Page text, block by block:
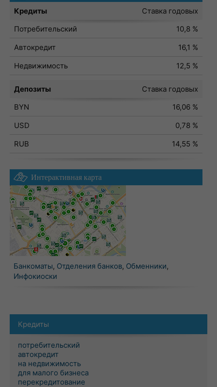
Кредиты
Ставка годовых
Потребительский
10,8 %
Автокредит
16,1 %
Недвижимость
12,5 %
Депозиты
Ставка годовых
BYN
16,06 %
USD
0,78 %
RUB
14,55 %
Интерактивная карта
Банкоматы, Отделения банков, Обменники,
Инфокиоски
Кредиты
потребительский
автокредит
на недвижимость
для малого бизнеса
перекредитование